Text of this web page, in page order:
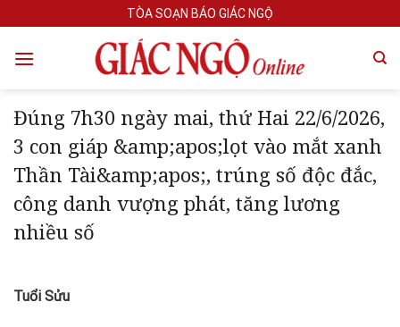
to
content
TÒA SOẠN BÁO GIÁC NGỘ
Đúng 7h30 ngày mai, thứ Hai 22/6/2026,
3 con giáp &amp;apos;lọt vào mắt xanh
Thần Tài&amp;apos;, trúng số độc đắc,
công danh vượng phát, tăng lương
nhiều số
Tuổi Sửu